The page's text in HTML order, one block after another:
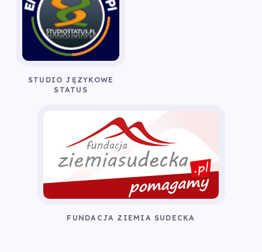
STUDIO JĘZYKOWE
STATUS
FUNDACJA ZIEMIA SUDECKA